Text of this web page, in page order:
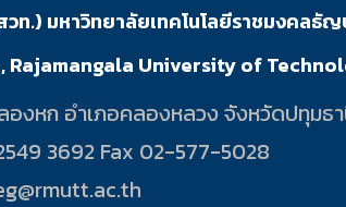
วท.) มหาวิทยาลัยเทคโนโลยีราชมงคลธั
University of
หก อำเภอคลองหลวง จังหวัดปทุมธา
3692 Fax 02-577-5028